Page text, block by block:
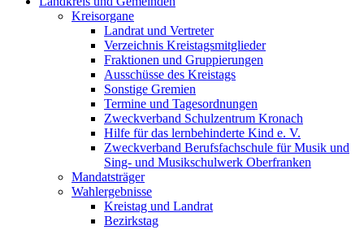
Kreisorgane
Landrat und Vertreter
Verzeichnis Kreistagsmitglieder
Fraktionen und Gruppierungen
Ausschüsse des Kreistags
Sonstige Gremien
Termine und Tagesordnungen
Zweckverband Schulzentrum Kronach
Hilfe für das lernbehinderte Kind e. V.
Zweckverband Berufsfachschule für Musik und
Sing- und Musikschulwerk Oberfranken
Mandatsträger
Wahlergebnisse
Kreistag und Landrat
Bezirkstag